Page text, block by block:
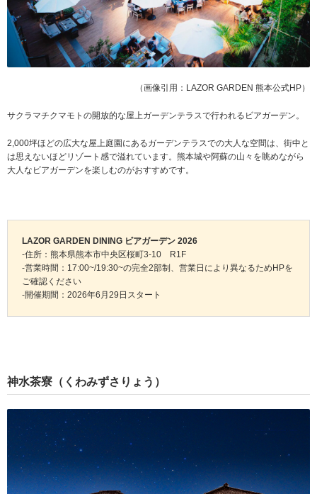
（画像引用：LAZOR GARDEN 熊本公式HP）
サクラマチクマモトの開放的な屋上ガーデンテラスで行われるビアガーデン。
2,000坪ほどの広大な屋上庭園にあるガーデンテラスでの大人な空間は、街中と
は思えないほどリゾート感で溢れています。熊本城や阿蘇の山々を眺めながら
大人なビアガーデンを楽しむのがおすすめです。
LAZOR GARDEN DINING ビアガーデン 2026
-住所：熊本県熊本市中央区桜町3-10 R1F
-営業時間：17:00~/19:30~の完全2部制、営業日により異なるためHPを
ご確認ください
-開催期間：2026年6月29日スタート
神水茶寮（くわみずさりょう）